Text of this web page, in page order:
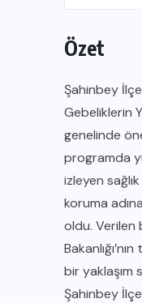
Özet
Şahinbey
Gebeliklerin
genelinde
programda
izleyen
koruma
oldu. Verilen
bir yaklaşım
Şahinbey